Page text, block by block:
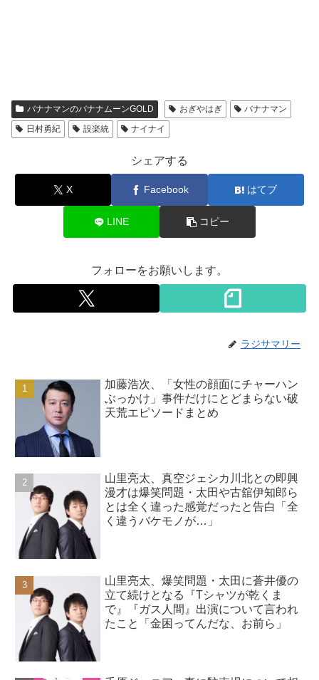
バナナマンのバナナムーンGOLD おぎやはぎ
バナナマン
日村勇紀
設楽統 ナイナイ
シェアする
X Facebook はてブ
LINE コピー
フォローをお願いします。
ラジサマリー
加藤浩次、「女性の顔面にチャーハン
ぶっかけ」事件だけにとどまらない破
天荒エピソードまとめ
山里亮太、真空ジェシカ川北との即興
漫才は爆笑問題・太田や古舘伊知郎ら
とは全く違った感覚だったと告白「全
く違うバケモノが…」
山里亮太、爆笑問題・太田に蒼井優の
立て続けとなる『Tシャツが乾くま
で』『ガス人間』出演について言われ
たこと「金困ってんだな、お前ら」